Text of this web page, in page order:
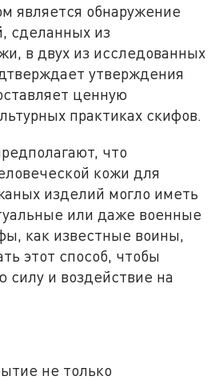
является обнаружение
сделанных из
в двух из исследованных
утверждения
ценную
практиках скифов.
что
кожи для
изделий могло иметь
или даже военные
как известные воины,
этот способ, чтобы
силу и воздействие на
не только